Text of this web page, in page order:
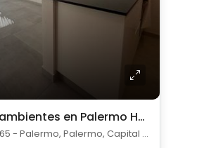
Alquiler 2 ambientes en Palermo Hollywood
Humboldt 1865 - Palermo, Palermo, Capital Federal